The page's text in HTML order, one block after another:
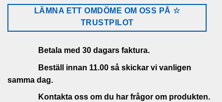
LÄMNA ETT OMDÖME OM OSS PÅ ☆
TRUSTPILOT
Betala med 30 dagars faktura.
Beställ innan 11.00 så skickar vi vanligen
samma dag.
Kontakta oss om du har frågor om produkten.